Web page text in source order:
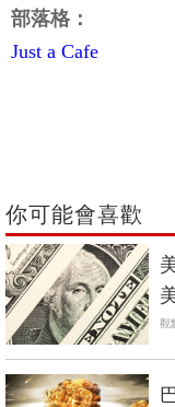
部落格：
Just a Cafe
你可能會喜歡
觀